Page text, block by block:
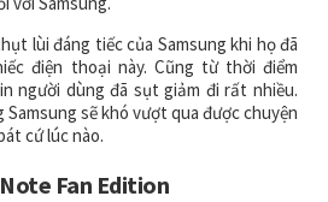
lùi đáng tiếc của Samsung khi họ đã
điện thoại này. Cũng từ thời điểm
người dùng đã sụt giảm đi rất nhiều.
sẽ khó vượt qua được chuyện
cứ lúc nào.
Fan Edition